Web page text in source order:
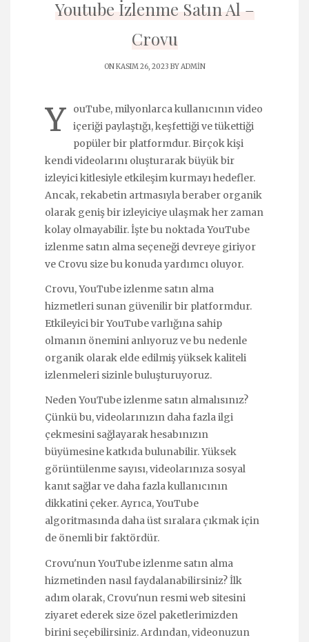
Youtube İzlenme Satın Al –
Crovu
ON KASIM 26, 2023 BYADMIN
Y
ouTube, milyonlarca kullanıcının video
içeriği paylaştığı, keşfettiği ve tükettiği
popüler bir platformdur. Birçok kişi
kendi videolarını oluşturarak büyük bir
izleyici kitlesiyle etkileşim kurmayı hedefler.
Ancak, rekabetin artmasıyla beraber organik
olarak geniş bir izleyiciye ulaşmak her zaman
kolay olmayabilir. İşte bu noktada YouTube
izlenme satın alma seçeneği devreye giriyor
ve Crovu size bu konuda yardımcı oluyor.
Crovu, YouTube izlenme satın alma
hizmetleri sunan güvenilir bir platformdur.
Etkileyici bir YouTube varlığına sahip
olmanın önemini anlıyoruz ve bu nedenle
organik olarak elde edilmiş yüksek kaliteli
izlenmeleri sizinle buluşturuyoruz.
Neden YouTube izlenme satın almalısınız?
Çünkü bu, videolarınızın daha fazla ilgi
çekmesini sağlayarak hesabınızın
büyümesine katkıda bulunabilir. Yüksek
görüntülenme sayısı, videolarınıza sosyal
kanıt sağlar ve daha fazla kullanıcının
dikkatini çeker. Ayrıca, YouTube
algoritmasında daha üst sıralara çıkmak için
de önemli bir faktördür.
Crovu'nun YouTube izlenme satın alma
hizmetinden nasıl faydalanabilirsiniz? İlk
adım olarak, Crovu'nun resmi web sitesini
ziyaret ederek size özel paketlerimizden
birini seçebilirsiniz. Ardından, videonuzun